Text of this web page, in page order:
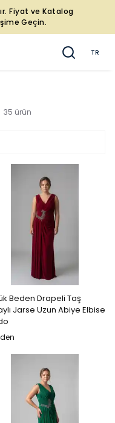
Fiyat ve Katalog
Geçin.
TR
35 ürün
Beden Drapeli Taş
Jarse Uzun Abiye Elbise